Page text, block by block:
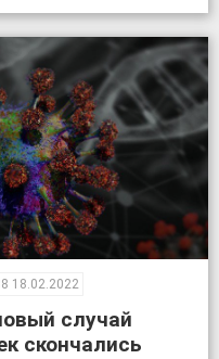
через железнодорожные
но на сигналы,
18.02.2022
случай
скончались